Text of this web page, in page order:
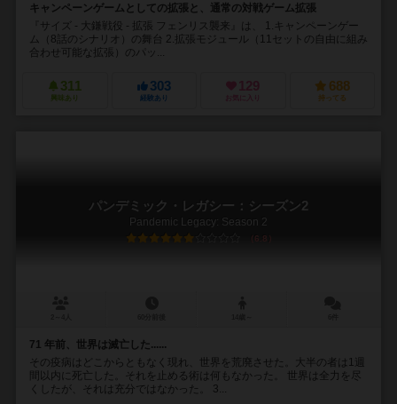
キャンペーンゲームとしての拡張と、通常の対戦ゲーム拡張
『サイズ - 大鎌戦役 - 拡張 フェンリス襲来』は、 1.キャンペーンゲー
ム（8話のシナリオ）の舞台 2.拡張モジュール（11セットの自由に組み
合わせ可能な拡張）のパッ...
311
興味あり
303
経験あり
129
お気に入り
688
持ってる
パンデミック・レガシー：シーズン2
Pandemic Legacy: Season 2
6.8
71 年前、世界は滅亡した......
その疫病はどこからともなく現れ、世界を荒廃させた。大半の者は1週
間以内に死亡した。それを止める術は何もなかった。 世界は全力を尽
くしたが、それは充分ではなかった。 3...